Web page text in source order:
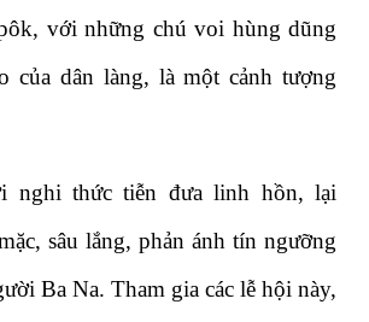
với những chú voi hùng dũng
của dân làng, là một cảnh tượng
nghi thức tiễn đưa linh hồn, lại
sâu lắng, phản ánh tín ngưỡng
Ba Na. Tham gia các lễ hội này,